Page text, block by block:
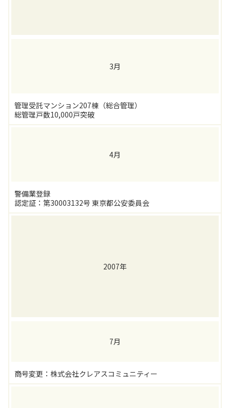
3月
管理受託マンション207棟（総合管理）
総管理戸数10,000戸突破
4月
警備業登録
認定証：第30003132号 東京都公安委員会
2007年
7月
商号変更：株式会社クレアスコミュニティー